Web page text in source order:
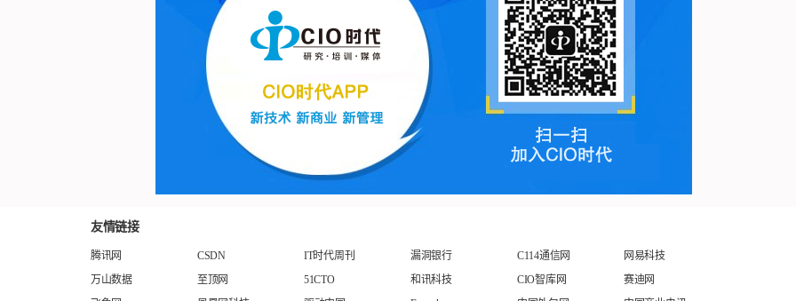
友情链接
腾讯网 CSDN IT时代周刊 漏洞银行 C114通信网
网易科技
万山数据
至顶网 51CTO 和讯科技 CIO智库网
赛迪网